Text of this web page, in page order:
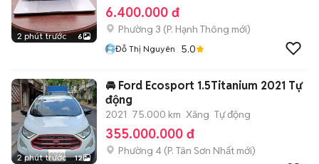
2 phút trước 6
6.400.000 đ
Phường 3 (P. Hạnh Thông mới)
Đỗ Thị Nguyên 5.0
2 phút trước 12
🚘 Ford Ecosport 1.5Titanium 2021 Tự
động
2021 75.000 km Xăng Tự động
355.000.000 đ
Phường 4 (P. Tân Sơn Nhất mới)